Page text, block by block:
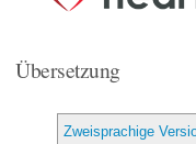
Übersetzung
Zweisprachige